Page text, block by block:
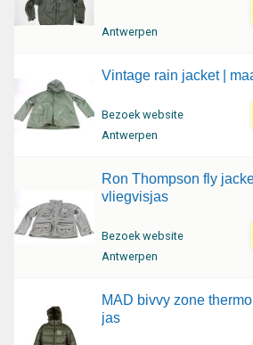
Antwerpen
Vintage rain jacket |
Bezoek website
Antwerpen
Ron Thompson fly
vliegvisjas
Bezoek website
Antwerpen
MAD bivvy zone
jas